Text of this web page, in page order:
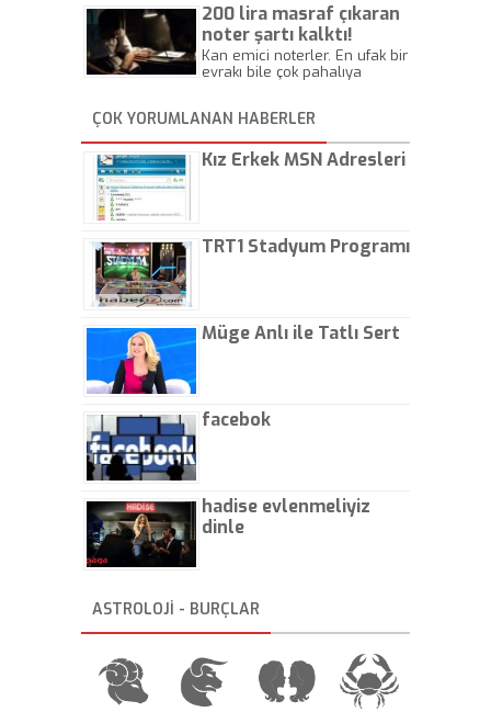
200 lira masraf çıkaran
noter şartı kalktı!
Kan emici noterler. En ufak bir
evrakı bile çok pahalıya
kaptırıyorsunuz. - Kayhan
Gezenti
ÇOK YORUMLANAN HABERLER
Kız Erkek MSN Adresleri
TRT1 Stadyum Programı
Müge Anlı ile Tatlı Sert
facebok
hadise evlenmeliyiz
dinle
ASTROLOJİ - BURÇLAR